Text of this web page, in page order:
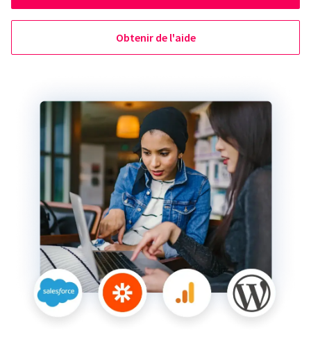
Obtenir de l'aide